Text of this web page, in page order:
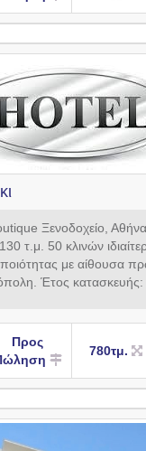
Ξενοδοχείο,
τ.μ. 50 κλινών
ποιότητας με αίθουσα
Έτος κατασκευής:
Προς
780τμ.